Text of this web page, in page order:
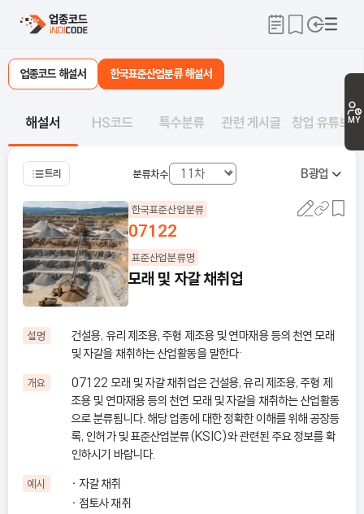
MY
업종코드 해설서 한국표준산업분류 해설서
해설서 HS코드 특수분류 관련 게시글 창업 유튜브
트리 분류차수 B광업
한국표준산업분류
07122
표준산업분류명
모래 및 자갈 채취업
설명
건설용, 유리 제조용, 주형 제조용 및 연마재용 등의 천연 모래
및 자갈을 채취하는 산업활동을 말한다·
개요
07122 모래 및 자갈 채취업은 건설용, 유리 제조용, 주형 제
조용 및 연마재용 등의 천연 모래 및 자갈을 채취하는 산업활동
으로 분류됩니다. 해당 업종에 대한 정확한 이해를 위해 공장등
록, 인허가 및 표준산업분류(KSIC)와 관련된 주요 정보를 확
인하시기 바랍니다.
예시
자갈 채취
점토사 채취